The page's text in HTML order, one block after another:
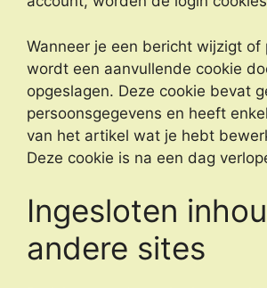
Wanneer je een bericht wijzigt of
wordt een aanvullende cookie
opgeslagen. Deze cookie bevat
persoonsgegevens en heeft
van het artikel wat je hebt
Deze cookie is na een dag
Ingesloten
andere sites